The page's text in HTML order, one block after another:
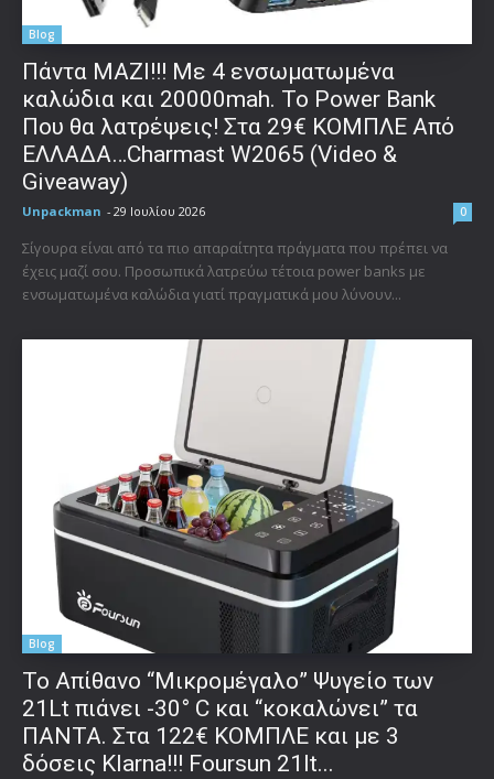
Blog
Πάντα ΜΑΖΙ!!! Με 4 ενσωματωμένα
καλώδια και 20000mah. Το Power Bank
Που θα λατρέψεις! Στα 29€ ΚΟΜΠΛΕ Από
ΕΛΛΑΔΑ…Charmast W2065 (Video &
Giveaway)
Unpackman - 29 Ιουλίου 2026 0
Σίγουρα είναι από τα πιο απαραίτητα πράγματα που πρέπει να
έχεις μαζί σου. Προσωπικά λατρεύω τέτοια power banks με
ενσωματωμένα καλώδια γιατί πραγματικά μου λύνουν...
Blog
Το Απίθανο “Μικρομέγαλο” Ψυγείο των
21Lt πιάνει -30° C και “κοκαλώνει” τα
ΠΑΝΤΑ. Στα 122€ ΚΟΜΠΛΕ και με 3
δόσεις Klarna!!! Foursun 21lt...